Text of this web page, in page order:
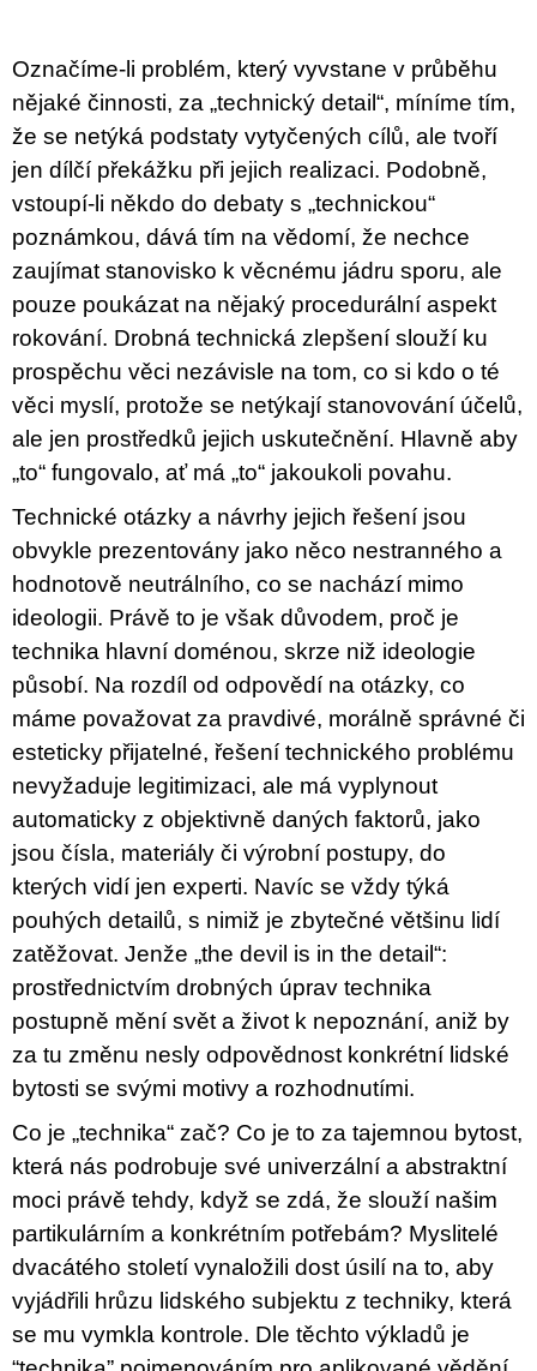
Označíme-li problém, který vyvstane v průběhu
nějaké činnosti, za „technický detail“, míníme tím,
že se netýká podstaty vytyčených cílů, ale tvoří
jen dílčí překážku při jejich realizaci. Podobně,
vstoupí-li někdo do debaty s „technickou“
poznámkou, dává tím na vědomí, že nechce
zaujímat stanovisko k věcnému jádru sporu, ale
pouze poukázat na nějaký procedurální aspekt
rokování. Drobná technická zlepšení slouží ku
prospěchu věci nezávisle na tom, co si kdo o té
věci myslí, protože se netýkají stanovování účelů,
ale jen prostředků jejich uskutečnění. Hlavně aby
„to“ fungovalo, ať má „to“ jakoukoli povahu.
Technické otázky a návrhy jejich řešení jsou
obvykle prezentovány jako něco nestranného a
hodnotově neutrálního, co se nachází mimo
ideologii. Právě to je však důvodem, proč je
technika hlavní doménou, skrze niž ideologie
působí. Na rozdíl od odpovědí na otázky, co
máme považovat za pravdivé, morálně správné či
esteticky přijatelné, řešení technického problému
nevyžaduje legitimizaci, ale má vyplynout
automaticky z objektivně daných faktorů, jako
jsou čísla, materiály či výrobní postupy, do
kterých vidí jen experti. Navíc se vždy týká
pouhých detailů, s nimiž je zbytečné většinu lidí
zatěžovat. Jenže „the devil is in the detail“:
prostřednictvím drobných úprav technika
postupně mění svět a život k nepoznání, aniž by
za tu změnu nesly odpovědnost konkrétní lidské
bytosti se svými motivy a rozhodnutími.
Co je „technika“ zač? Co je to za tajemnou bytost,
která nás podrobuje své univerzální a abstraktní
moci právě tehdy, když se zdá, že slouží našim
partikulárním a konkrétním potřebám? Myslitelé
dvacátého století vynaložili dost úsilí na to, aby
vyjádřili hrůzu lidského subjektu z techniky, která
se mu vymkla kontrole. Dle těchto výkladů je
m
e
n
d
BRUTAL
PRAGUE
165
Kč